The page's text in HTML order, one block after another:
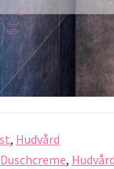
, Hudvård
Duschcreme, Hudvård